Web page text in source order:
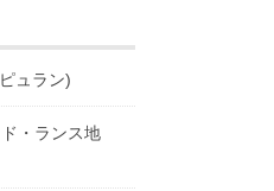
ュラン)
・ランス地